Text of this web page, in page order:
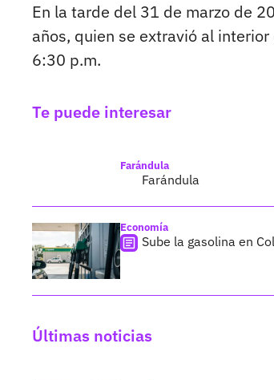
En la tarde del 31 de marzo de
años, quien se extravió al
6:30 p.m.
Te puede interesar
Farándula
Farándula
Economía
Sube la gasolina en
Últimas noticias